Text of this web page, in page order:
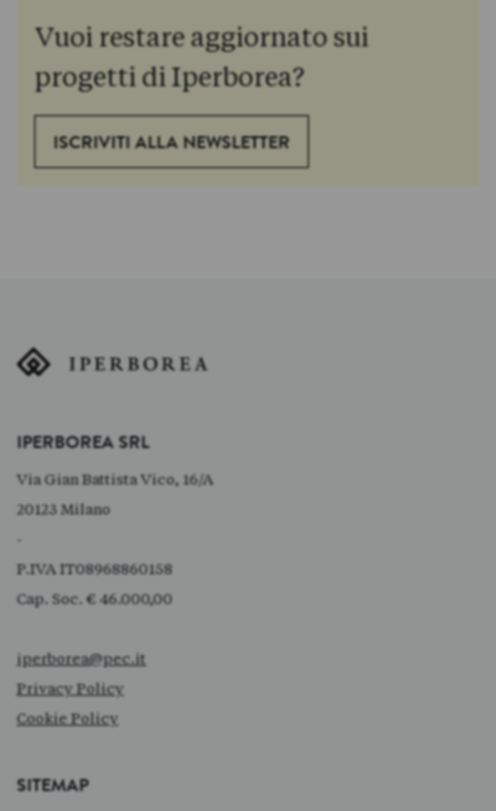
Vuoi restare aggiornato sui
progetti di Iperborea?
ISCRIVITI ALLA NEWSLETTER
IPERBOREA SRL
Via Gian Battista Vico, 16/A
20123 Milano
-
P.IVA IT08968860158
Cap. Soc. € 46.000,00
iperborea@pec.it
Privacy Policy
Cookie Policy
SITEMAP